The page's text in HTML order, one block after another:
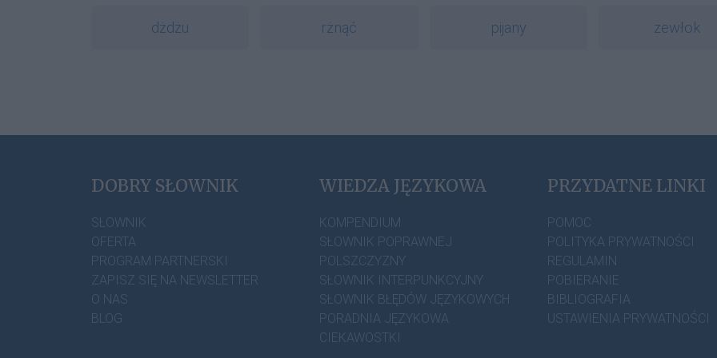
dżdżu rżnąć pijany zewłok
DOBRY SŁOWNIK
SŁOWNIK
OFERTA
PROGRAM PARTNERSKI
ZAPISZ SIĘ NA NEWSLETTER
O NAS
BLOG
WIEDZA JĘZYKOWA
KOMPENDIUM
SŁOWNIK POPRAWNEJ
POLSZCZYZNY
SŁOWNIK INTERPUNKCYJNY
SŁOWNIK BŁĘDÓW JĘZYKOWYCH
PORADNIA JĘZYKOWA
CIEKAWOSTKI
PRZYDATNE LINKI
POMOC
POLITYKA PRYWATNOŚCI
REGULAMIN
POBIERANIE
BIBLIOGRAFIA
USTAWIENIA PRYWATNOŚCI